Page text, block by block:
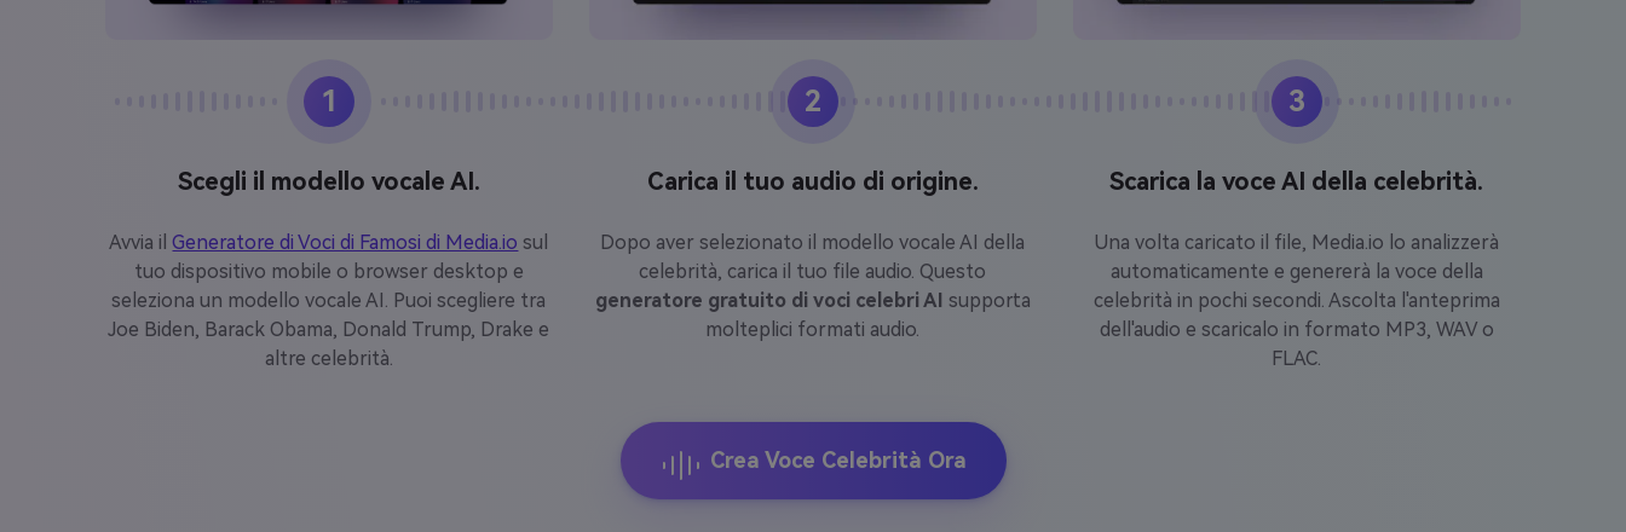
1
Scegli il modello vocale AI.
Avvia ilGeneratore di Voci di Famosi di Media.io sul
tuo dispositivo mobile o browser desktop e
seleziona un modello vocale AI. Puoi scegliere tra
Joe Biden, Barack Obama, Donald Trump, Drake e
altre celebrità.
2
Carica il tuo audio di origine.
Dopo aver selezionato il modello vocale AI della
celebrità, carica il tuo file audio. Questo
generatore gratuito di voci celebri AI supporta
molteplici formati audio.
3
Scarica la voce AI della celebrità.
Una volta caricato il file, Media.io lo analizzerà
automaticamente e genererà la voce della
celebrità in pochi secondi. Ascolta l'anteprima
dell'audio e scaricalo in formato MP3, WAV o
FLAC.
Crea Voce Celebrità Ora